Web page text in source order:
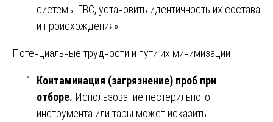
системы ГВС, установить идентичность их состава
и происхождения».
Потенциальные трудности и пути их минимизации
Контаминация (загрязнение) проб при
отборе. Использование нестерильного
инструмента или тары может исказить